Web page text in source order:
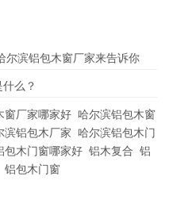
尔滨铝包木窗厂家来告诉你
么？
窗厂家哪家好 哈尔滨铝包木窗
滨铝包木厂家 哈尔滨铝包木门
包木门窗哪家好 铝木复合 铝
铝包木门窗